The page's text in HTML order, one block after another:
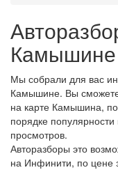
Камышине
Мы собрали для вас
Камышине. Вы
на карте Камышина,
порядке популярности
просмотров.
Авторазборы это
на Инфинити, по цене